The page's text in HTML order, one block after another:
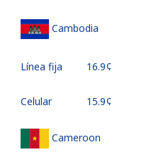
Cambodia
Línea fija ⁦16.9¢⁩
Celular ⁦15.9¢⁩
Cameroon